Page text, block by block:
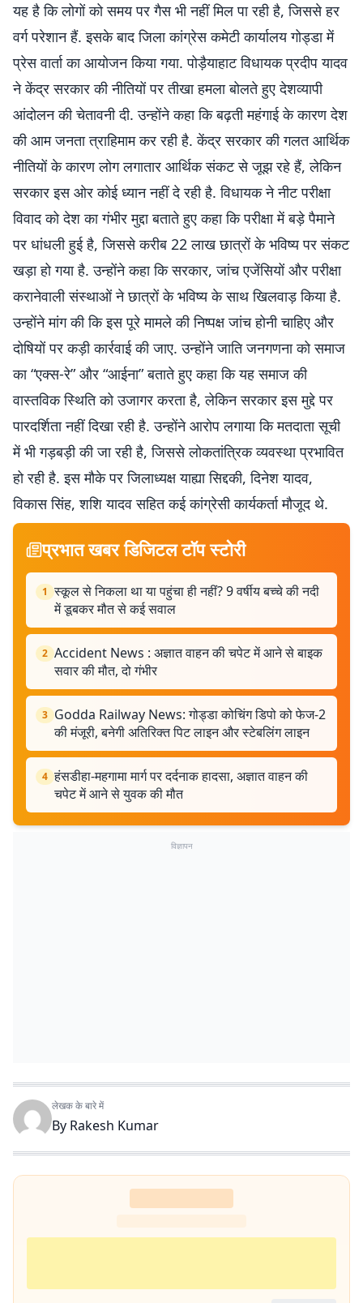
यह है कि लोगों को समय पर गैस भी नहीं मिल पा रही है, जिससे हर
वर्ग परेशान हैं. इसके बाद जिला कांग्रेस कमेटी कार्यालय गोड्डा में
प्रेस वार्ता का आयोजन किया गया. पोड़ैयाहाट विधायक प्रदीप यादव
ने केंद्र सरकार की नीतियों पर तीखा हमला बोलते हुए देशव्यापी
आंदोलन की चेतावनी दी. उन्होंने कहा कि बढ़ती महंगाई के कारण देश
की आम जनता त्राहिमाम कर रही है. केंद्र सरकार की गलत आर्थिक
नीतियों के कारण लोग लगातार आर्थिक संकट से जूझ रहे हैं, लेकिन
सरकार इस ओर कोई ध्यान नहीं दे रही है. विधायक ने नीट परीक्षा
विवाद को देश का गंभीर मुद्दा बताते हुए कहा कि परीक्षा में बड़े पैमाने
पर धांधली हुई है, जिससे करीब 22 लाख छात्रों के भविष्य पर संकट
खड़ा हो गया है. उन्होंने कहा कि सरकार, जांच एजेंसियों और परीक्षा
करानेवाली संस्थाओं ने छात्रों के भविष्य के साथ खिलवाड़ किया है.
उन्होंने मांग की कि इस पूरे मामले की निष्पक्ष जांच होनी चाहिए और
दोषियों पर कड़ी कार्रवाई की जाए. उन्होंने जाति जनगणना को समाज
का “एक्स-रे” और “आईना” बताते हुए कहा कि यह समाज की
वास्तविक स्थिति को उजागर करता है, लेकिन सरकार इस मुद्दे पर
पारदर्शिता नहीं दिखा रही है. उन्होंने आरोप लगाया कि मतदाता सूची
में भी गड़बड़ी की जा रही है, जिससे लोकतांत्रिक व्यवस्था प्रभावित
हो रही है. इस मौके पर जिलाध्यक्ष याह्या सिद्दकी, दिनेश यादव,
विकास सिंह, शशि यादव सहित कई कांग्रेसी कार्यकर्ता मौजूद थे.
प्रभात खबर डिजिटल टॉप स्टोरी
1 स्कूल से निकला था या पहुंचा ही नहीं? 9 वर्षीय बच्चे की नदी
में डूबकर मौत से कई सवाल
2 Accident News : अज्ञात वाहन की चपेट में आने से बाइक
सवार की मौत, दो गंभीर
3 Godda Railway News: गोड्डा कोचिंग डिपो को फेज-2
की मंजूरी, बनेगी अतिरिक्त पिट लाइन और स्टेबलिंग लाइन
4 हंसडीहा-महगामा मार्ग पर दर्दनाक हादसा, अज्ञात वाहन की
चपेट में आने से युवक की मौत
विज्ञापन
लेखक के बारे में
By Rakesh Kumar